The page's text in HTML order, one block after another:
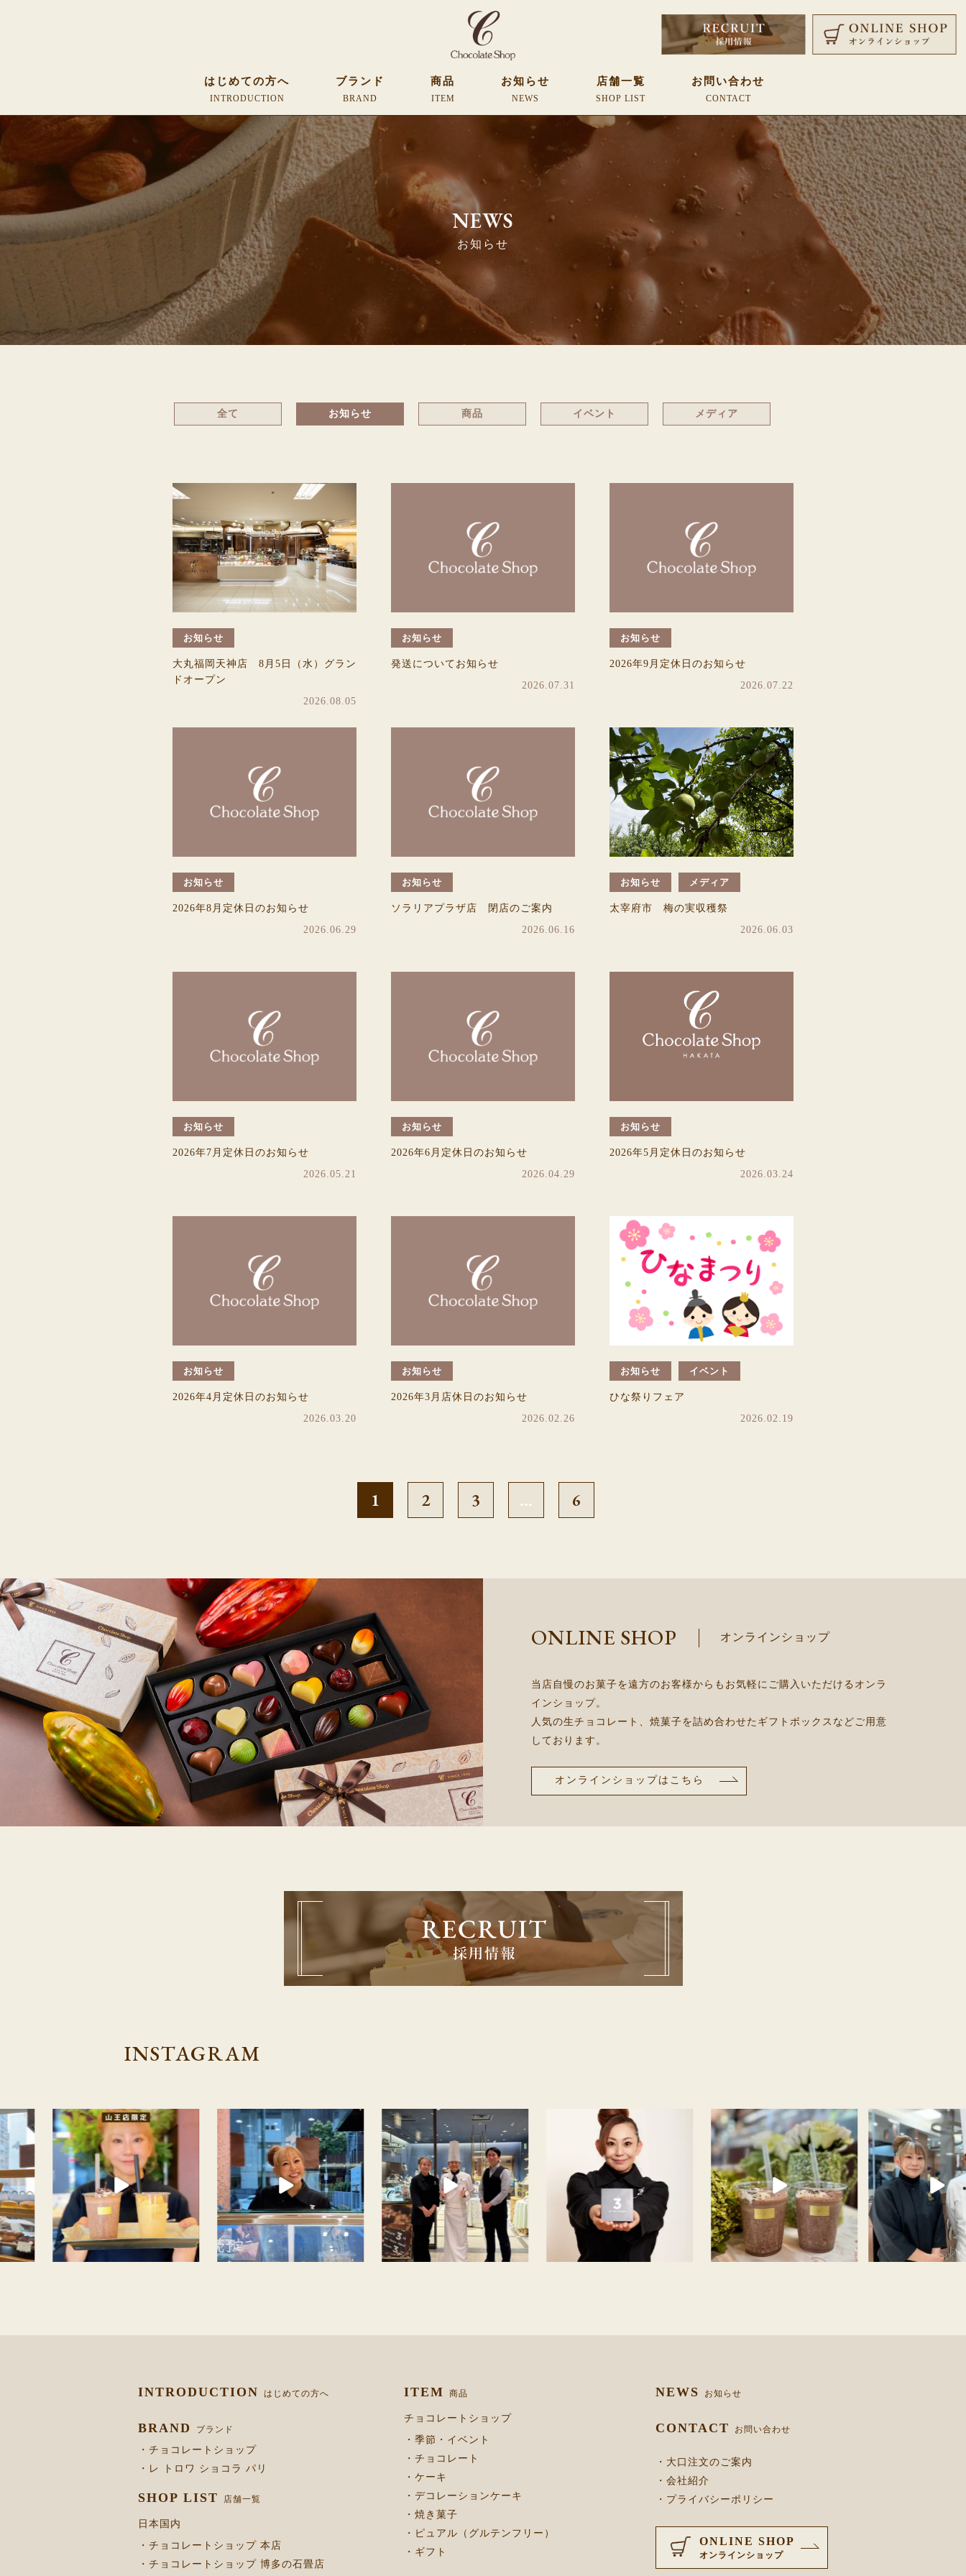
はじめての方へ
INTRODUCTION
ブランド
BRAND
商品
ITEM
お知らせ
NEWS
店舗一覧
SHOP LIST
お問い合わせ
CONTACT
NEWS
お知らせ
全て お知らせ 商品 イベント メディア
お知らせ
大丸福岡天神店 8月5日（水）グラン
ドオープン
2026.08.05
お知らせ
発送についてお知らせ
2026.07.31
お知らせ
2026年9月定休日のお知らせ
2026.07.22
お知らせ
2026年8月定休日のお知らせ
2026.06.29
お知らせ
ソラリアプラザ店 閉店のご案内
2026.06.16
お知らせ メディア
太宰府市 梅の実収穫祭
2026.06.03
お知らせ
2026年7月定休日のお知らせ
2026.05.21
お知らせ
2026年6月定休日のお知らせ
2026.04.29
お知らせ
2026年5月定休日のお知らせ
2026.03.24
お知らせ
2026年4月定休日のお知らせ
2026.03.20
お知らせ
2026年3月店休日のお知らせ
2026.02.26
お知らせ イベント
ひな祭りフェア
2026.02.19
1 2 3 … 6
ONLINE SHOP オンラインショップ
当店自慢のお菓子を遠方のお客様からもお気軽にご購入いただけるオンラ
インショップ。
人気の生チョコレート、焼菓子を詰め合わせたギフトボックスなどご用意
しております。
オンラインショップはこちら
INSTAGRAM
もちまして、レトロワショコラ
ソラリア店から大切なお知らせ】 ⋆┈┈┈┈┈┈┈┈┈┈┈┈┈┈┈⋆
夏季限定【ショコラスムージー】 今年も山王店限定で、大人気のショコラスムージーが絶賛販売中です！
INTRODUCTION はじめての方へ
BRAND ブランド
・チョコレートショップ
・レ トロワ ショコラ パリ
SHOP LIST 店舗一覧
日本国内
・チョコレートショップ 本店
・チョコレートショップ 博多の石畳店
ITEM 商品
チョコレートショップ
・季節・イベント
・チョコレート
・ケーキ
・デコレーションケーキ
・焼き菓子
・ピュアル（グルテンフリー）
・ギフト
NEWS お知らせ
CONTACT お問い合わせ
・大口注文のご案内
・会社紹介
・プライバシーポリシー
ONLINE SHOP
オンラインショップ